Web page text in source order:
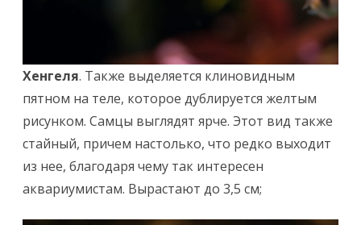
Хенгеля. Также выделяется клиновидным
пятном на теле, которое дублируется желтым
рисунком. Самцы выглядят ярче. Этот вид также
стайный, причем настолько, что редко выходит
из нее, благодаря чему так интересен
аквариумистам. Вырастают до 3,5 см;